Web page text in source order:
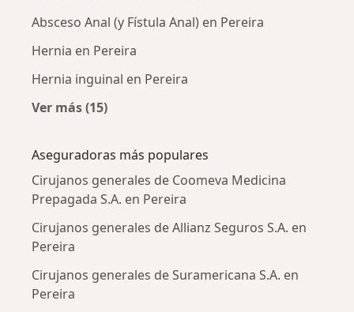
Absceso Anal (y Fístula Anal) en Pereira
Hernia en Pereira
Hernia inguinal en Pereira
Ver más (15)
Aseguradoras más populares
Cirujanos generales de Coomeva Medicina
Prepagada S.A. en Pereira
Cirujanos generales de Allianz Seguros S.A. en
Pereira
Cirujanos generales de Suramericana S.A. en
Pereira